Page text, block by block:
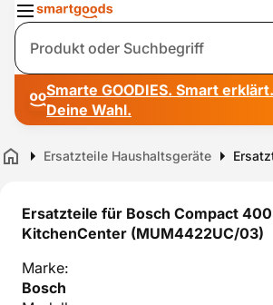
Suche
Smarte GOODIES. Smart
Deine Wahl.
Home Ersatzteile Haushaltsgeräte
Ersatzteile für Bosch Compact
KitchenCenter (MUM4422UC/03)
Marke:
Bosch